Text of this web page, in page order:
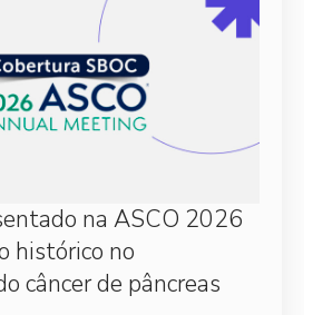
na ASCO 2026
histórico no
câncer de pâncreas